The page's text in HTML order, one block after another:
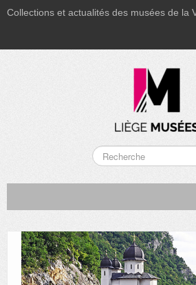
Collections et actualités des musées de la
MUSÉE GRÉTRY
MUSÉE DU LUMINAIRE